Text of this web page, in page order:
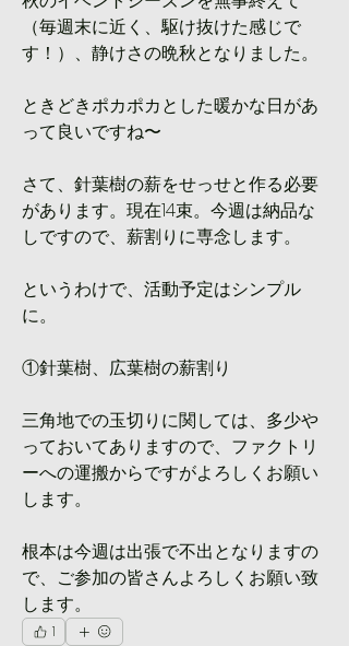
（毎週末に近く、駆け抜けた感じで
す！）、静けさの晩秋となりました。
ときどきポカポカとした暖かな日があ
って良いですね〜
さて、針葉樹の薪をせっせと作る必要
があります。現在14束。今週は納品な
しですので、薪割りに専念します。
というわけで、活動予定はシンプル
に。
①針葉樹、広葉樹の薪割り
三角地での玉切りに関しては、多少や
っておいてありますので、ファクトリ
ーへの運搬からですがよろしくお願い
します。
根本は今週は出張で不出となりますの
で、ご参加の皆さんよろしくお願い致
します。
1